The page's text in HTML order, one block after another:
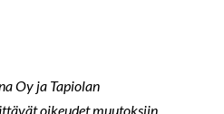
Oy ja Tapiolan
oikeudet muutoksiin.